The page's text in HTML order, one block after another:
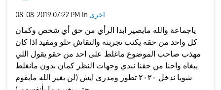
‎08-08-2019 07:22 PM in اخرى
ياجماعة والله مايصير ابدا الرأي من حق أي شخص وكمان
كل واحد من حقه يكتب تجربته والنقاش حلو ومفيد اذا كان
مهذب صاحب الموضوع ماغلط على احد من حقو يقول اللي
يبغاه واحنا من حقنا نبدي وجهات النظر كمان بدون مانغلط
شويا ندخل ٢٠٢٠ تطور ومدري ايش (لن يغير الله مابقوم